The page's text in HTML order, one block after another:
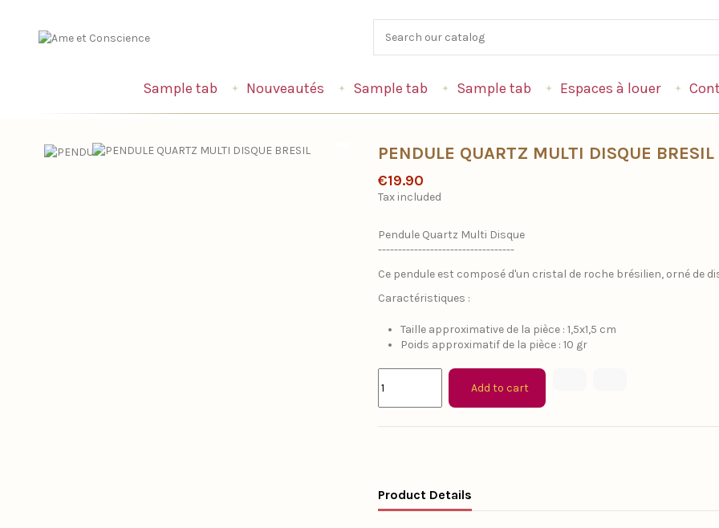
Sample tab Nouveautés Sample tab Sample tab Espaces à louer
PENDULE QUARTZ MULTI DISQUE BRESIL
€19.90
Tax included
Pendule Quartz Multi Disque
----------------------------------
Ce pendule est composé d'un cristal de roche brésilien, orné de
Caractéristiques :
Taille approximative de la pièce : 1,5x1,5 cm
Poids approximatif de la pièce : 10 gr
Add to cart
Product Details